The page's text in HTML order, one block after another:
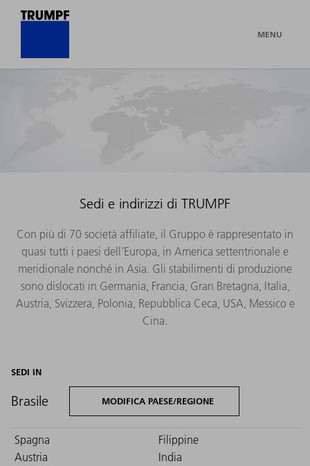
MENU
Sedi e indirizzi di TRUMPF
Con più di 70 società affiliate, il Gruppo è rappresentato in
quasi tutti i paesi dell'Europa, in America settentrionale e
meridionale nonché in Asia. Gli stabilimenti di produzione
sono dislocati in Germania, Francia, Gran Bretagna, Italia,
Austria, Svizzera, Polonia, Repubblica Ceca, USA, Messico e
Cina.
SEDI IN
Brasile MODIFICA PAESE/REGIONE
Spagna
Austria
Filippine
India